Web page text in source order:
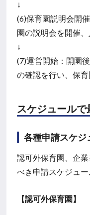
↓
(6)保育園説明会開
園の説明会を開催
↓
(7)運営開始：開園
の確認を行い、保
スケジュール
各種申請スケジ
認可外保育園、企
べき申請スケジュー
【認可外保育園】